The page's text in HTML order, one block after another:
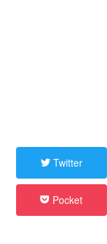
Twitter
Pocket